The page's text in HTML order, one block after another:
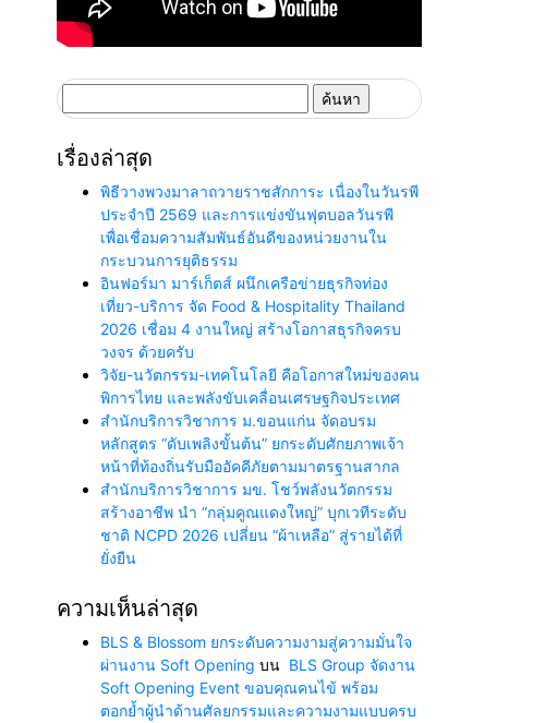
สำหรับ:
เรื่องล่าสุด
พิธีวางพวงมาลาถวายราชสักการะ เนื่องในวันรพี
ประจำปี 2569 และการแข่งขันฟุตบอลวันรพี
เพื่อเชื่อมความสัมพันธ์อันดีของหน่วยงานใน
กระบวนการยุติธรรม
อินฟอร์มา มาร์เก็ตส์ ผนึกเครือข่ายธุรกิจท่อง
เที่ยว-บริการ จัด Food & Hospitality Thailand
2026 เชื่อม 4 งานใหญ่ สร้างโอกาสธุรกิจครบ
วงจร ด้วยครับ
วิจัย-นวัตกรรม-เทคโนโลยี คือโอกาสใหม่ของคน
พิการไทย และพลังขับเคลื่อนเศรษฐกิจประเทศ
สำนักบริการวิชาการ ม.ขอนแก่น จัดอบรม
หลักสูตร “ดับเพลิงขั้นต้น” ยกระดับศักยภาพเจ้า
หน้าที่ท้องถิ่นรับมืออัคคีภัยตามมาตรฐานสากล
สำนักบริการวิชาการ มข. โชว์พลังนวัตกรรม
สร้างอาชีพ นำ “กลุ่มคูณแดงใหญ่” บุกเวทีระดับ
ชาติ NCPD 2026 เปลี่ยน “ผ้าเหลือ” สู่รายได้ที่
ยั่งยืน
ความเห็นล่าสุด
BLS & Blossom ยกระดับความงามสู่ความมั่นใจ
ผ่านงาน Soft Opening บน BLS Group จัดงาน
Soft Opening Event ขอบคุณคนไข้ พร้อม
ตอกย้ำผู้นำด้านศัลยกรรมและความงามแบบครบ